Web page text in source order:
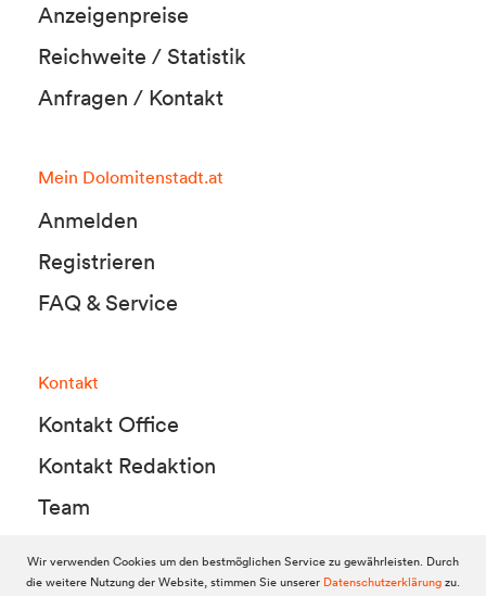
Anzeigenpreise
Reichweite / Statistik
Anfragen / Kontakt
Mein Dolomitenstadt.at
Anmelden
Registrieren
FAQ & Service
Kontakt
Kontakt Office
Kontakt Redaktion
Team
© 2010-2026 Dolomitenstadt.at
Wir verwenden Cookies um den bestmöglichen Service zu gewährleisten. Durch
die weitere Nutzung der Website, stimmen Sie unserer Datenschutzerklärungzu.